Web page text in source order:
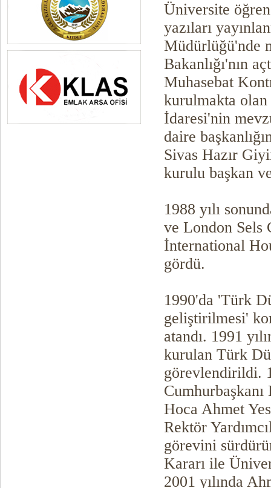
Üniversite
yazıları
Müdürlüğü'nde
Bakanlığı'nın
Muhasebat
kurulmakta olan
İdaresi'nin
daire
Sivas Hazır
kurulu başkan
1988 yılı
ve London Sels
İnternational
gördü.
1990'da 'Türk
geliştirilmesi'
atandı. 1991
kurulan Türk
görevlendirildi.
Cumhurbaşkanı
Hoca Ahmet
Rektör
görevini
Kararı ile
2001 yılında